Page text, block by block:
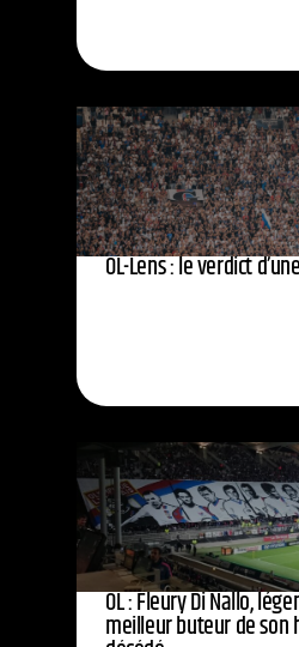
OL-Lens : le verdict
OL : Fleury Di Nallo,
meilleur buteur de son